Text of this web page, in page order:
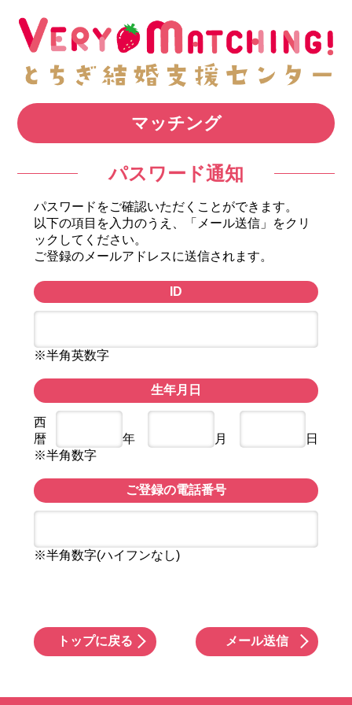
マッチング
パスワード通知
パスワードをご確認いただくことができます。
以下の項目を入力のうえ、「メール送信」をクリ
ックしてください。
ご登録のメールアドレスに送信されます。
ID
※半角英数字
生年月日
西
暦
年 月
日
※半角数字
ご登録の電話番号
※半角数字(ハイフンなし)
トップに戻る メール送信